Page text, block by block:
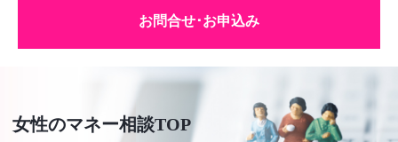
お問合せ･お申込み
女性のマネー相談TOP